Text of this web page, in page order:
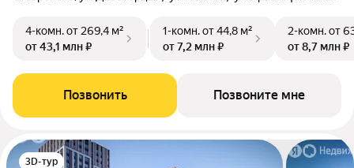
4-комн.от 269,4 м²
от 43,1 млн ₽
1-комн.от 44,8 м²
от 7,2 млн ₽
2-комн.от
от 8,7 млн ₽
Позвонить Позвоните мне
3D-тур